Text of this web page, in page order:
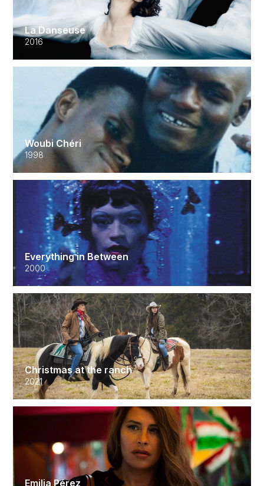
La Danseuse
2016
Woubi Chéri
1998
Everything in Between
2000
Christmas at the ranch
2021
Emilia Pérez